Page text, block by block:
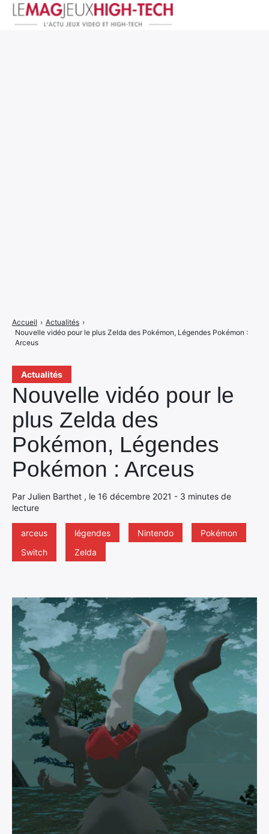
Actualités
Nouvelle vidéo pour le
plus Zelda des
Pokémon, Légendes
Pokémon : Arceus
Par Julien Barthet , le 16 décembre 2021 - 3 minutes de
lecture
arceus légendes Nintendo
Pokémon
Switch
Zelda
Accueil › Actualités ›
Nouvelle vidéo pour le plus Zelda des Pokémon, Légendes Pokémon :
Arceus